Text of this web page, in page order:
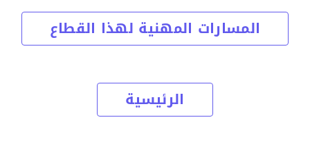
المسارات المهنية لهذا القطاع
الرئيسية